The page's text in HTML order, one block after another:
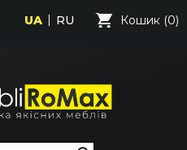
UA RU Кошик (0)